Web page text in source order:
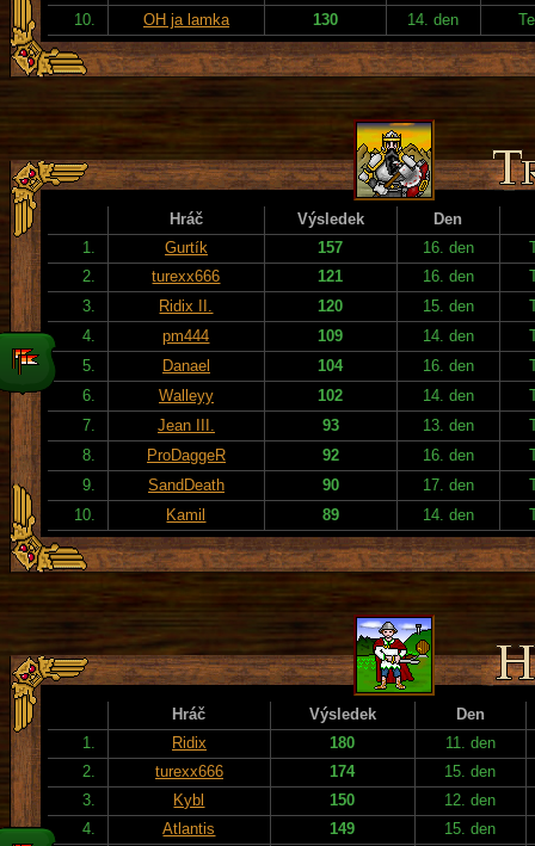
10.
OH ja lamka 130 14. den
Hráč Výsledek
Den
1.
Gurtík 157 16. den
2.
turexx666 121 16. den
3.
Ridix II. 120 15. den
4.
pm444 109 14. den
5.
Danael 104 16. den
6.
Walleyy 102 14. den
7.
Jean III. 93 13. den
8.
ProDaggeR 92 16. den
9.
SandDeath 90 17. den
10.
Kamil 89 14. den
Hráč Výsledek
Den
1.
Ridix 180
11. den
2.
turexx666 174
15. den
3.
Kybl 150
12. den
4.
Atlantis 149
15. den